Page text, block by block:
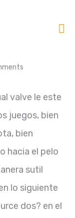
valve le este
juegos, bien
bien
hacia el pelo
sutil
lo siguiente
dos? en el